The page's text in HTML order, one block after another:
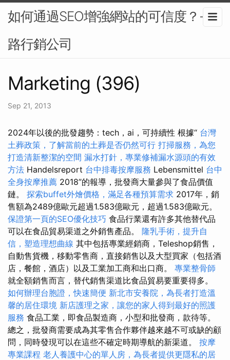
如何通過SEO增強網站的可信度？-網
路行銷公司
Marketing (396)
Sep 21, 2013
2024年以後的批發趨勢：tech，ai，可持續性 根據“ 台灣
土葬政策，了解當前的土葬是否仍然可行 打掃服務，為您
打造清新整潔的空間 漏水打針，專業修補漏水源頭的有效
方法 Handelsreport 台中排毒按摩服務 Lebensmittel 台中
全身按摩推薦 2018”的報導，批發商大量參與了食品價值
鏈。 探索buffet外燴價格，滿足各種預算需求 2017年，銷
售額為2489億歐元超過1.583億歐元，超過1.583億歐元。
保證第一頁的SEO優化技巧 食品行業還有許多其他替代品
可以在食品貿易渠道之外銷售產品。 隆乳手術，提升自
信，塑造理想曲線 其中包括專業經銷商，Teleshop銷售，
自動售貨機，移動零售商，直接銷售以及大型買家（包括酒
店，餐館，酒店）以及工業加工商和出口商。 專業整骨師
就全額銷售而言，替代銷售渠道比食品貿易要重要得多。
如何辦理台胞證，快速簡便 新北市安養院，為長者打造溫
馨的居住環境 新店護理之家，讓您的家人得到最好的照護
服務 食品工業，即食品製造商，小型和批發商，款待等。
總之，批發商需要成為其零售合作夥伴越來越不可或缺的顧
問，同時發現可以在這些不確定時期導航的新渠道。 按摩
專業課程 老人養護中心的單人房，為長者提供更隱私的居